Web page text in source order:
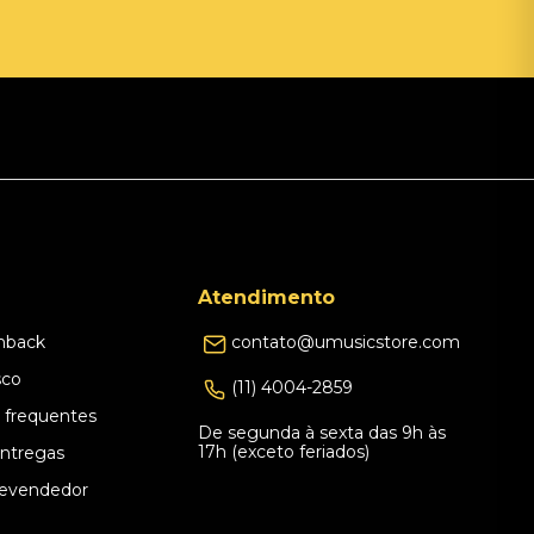
Atendimento
contato@umusicstore.com
(11) 4004-2859
De segunda à sexta das 9h às
17h (exceto feriados)